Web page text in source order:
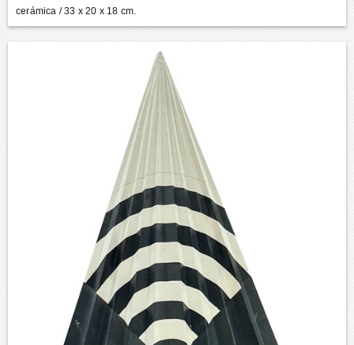
cerámica / 33 x 20 x 18 cm.